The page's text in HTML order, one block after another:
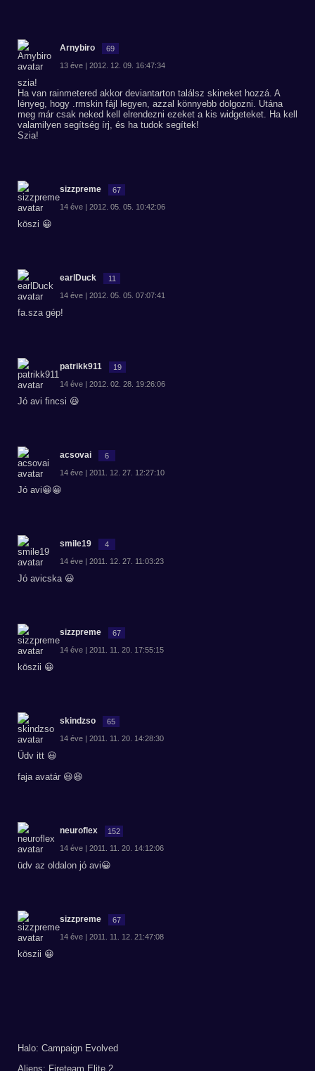
Arnybiro 69
13 éve | 2012. 12. 09. 16:47:34
szia!
Ha van rainmetered akkor deviantarton találsz skineket hozzá. A
lényeg, hogy .rmskin fájl legyen, azzal könnyebb dolgozni. Utána
meg már csak neked kell elrendezni ezeket a kis widgeteket. Ha kell
valamilyen segítség írj, és ha tudok segítek!
Szia!
sizzpreme 67
14 éve | 2012. 05. 05. 10:42:06
köszi 😀
earlDuck 11
14 éve | 2012. 05. 05. 07:07:41
fa.sza gép!
patrikk911 19
14 éve | 2012. 02. 28. 19:26:06
Jó avi fincsi 😆
acsovai 6
14 éve | 2011. 12. 27. 12:27:10
Jó avi😀😀
smile19 4
14 éve | 2011. 12. 27. 11:03:23
Jó avicska 😃
sizzpreme 67
14 éve | 2011. 11. 20. 17:55:15
köszii 😀
skindzso 65
14 éve | 2011. 11. 20. 14:28:30
Üdv itt 😃
faja avatár 😃😆
neuroflex 152
14 éve | 2011. 11. 20. 14:12:06
üdv az oldalon jó avi😀
sizzpreme 67
14 éve | 2011. 11. 12. 21:47:08
köszii 😀
Halo: Campaign Evolved
Aliens: Fireteam Elite 2